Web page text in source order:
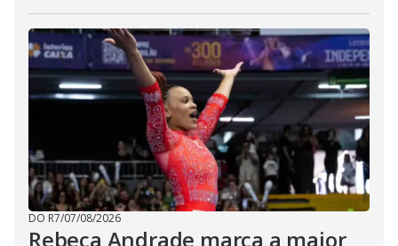
DO R7/07/08/2026
Rebeca Andrade marca a maior